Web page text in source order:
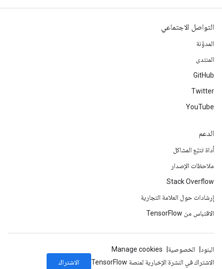
التواصل الاجتماعي
المدوّنة
المنتدى
GitHub
Twitter
YouTube
الدعم
أداة تتبّع المشاكل
ملاحظات الإصدار
Stack Overflow
إرشادات حول العلامة التجارية
الاقتباس من TensorFlow
البنود الخصوصية
Manage cookies
الاشتراك في النشرة الإخبارية لمنصة TensorFlow
الاشتراك